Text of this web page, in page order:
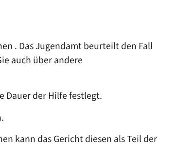
. Das Jugendamt beurteilt den Fall
auch über andere
Dauer der Hilfe festlegt.
kann das Gericht diesen als Teil der